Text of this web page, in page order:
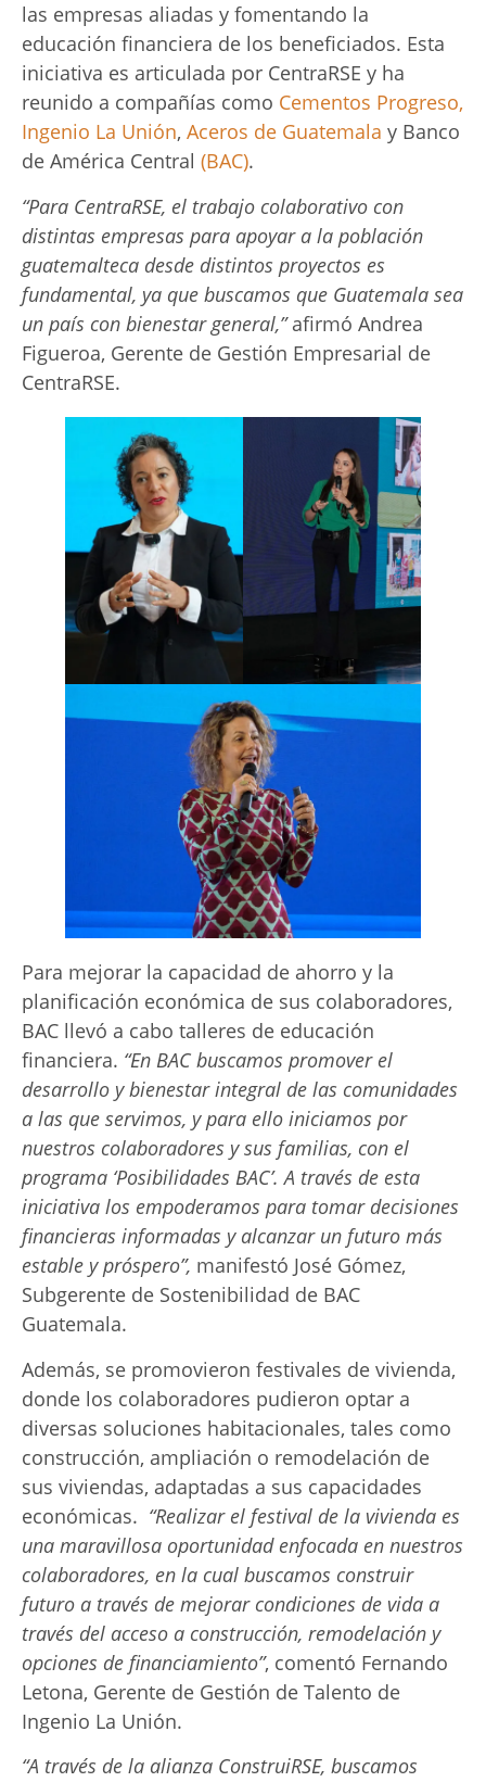
las empresas aliadas y fomentando la
educación financiera de los beneficiados. Esta
iniciativa es articulada por CentraRSE y ha
reunido a compañías como Cementos Progreso,
Ingenio La Unión, Aceros de Guatemala y Banco
de América Central (BAC).
“Para CentraRSE, el trabajo colaborativo con
distintas empresas para apoyar a la población
guatemalteca desde distintos proyectos es
fundamental, ya que buscamos que Guatemala sea
un país con bienestar general,”afirmó Andrea
Figueroa, Gerente de Gestión Empresarial de
CentraRSE.
Para mejorar la capacidad de ahorro y la
planificación económica de sus colaboradores,
BAC llevó a cabo talleres de educación
financiera. “En BAC buscamos promover el
desarrollo y bienestar integral de las comunidades
a las que servimos, y para ello iniciamos por
nuestros colaboradores y sus familias, con el
programa ‘Posibilidades BAC’. A través de esta
iniciativa los empoderamos para tomar decisiones
financieras informadas y alcanzar un futuro más
estable y próspero”, manifestó José Gómez,
Subgerente de Sostenibilidad de BAC
Guatemala.
Además, se promovieron festivales de vivienda,
donde los colaboradores pudieron optar a
diversas soluciones habitacionales, tales como
construcción, ampliación o remodelación de
sus viviendas, adaptadas a sus capacidades
económicas. “Realizar el festival de la vivienda es
una maravillosa oportunidad enfocada en nuestros
colaboradores, en la cual buscamos construir
futuro a través de mejorar condiciones de vida a
través del acceso a construcción, remodelación y
opciones de financiamiento”, comentó Fernando
Letona, Gerente de Gestión de Talento de
Ingenio La Unión.
“A través de la alianza ConstruiRSE, buscamos